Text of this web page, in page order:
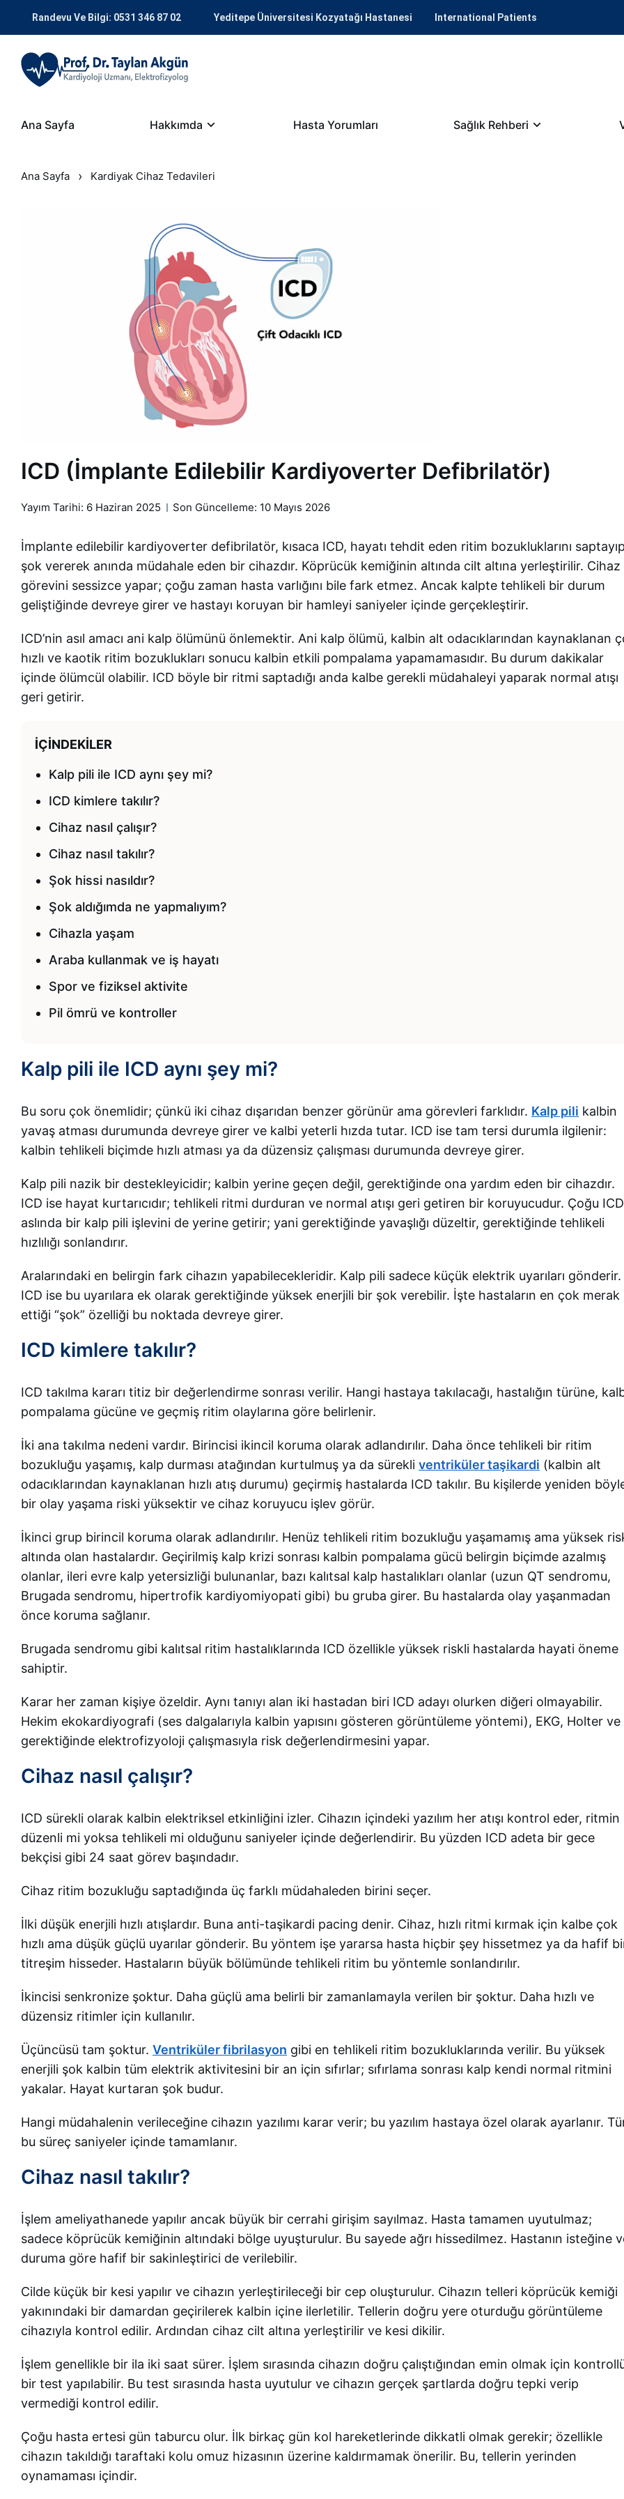
Randevu Ve Bilgi: 0531 346 87 02 Yeditepe Üniversitesi Kozyatağı Hastanesi International Patients
Ana Sayfa Hakkımda Hasta Yorumları Sağlık Rehberi
Ana Sayfa › Kardiyak Cihaz Tedavileri
ICD (İmplante Edilebilir Kardiyoverter Defibrilatör)
Yayım Tarihi: 6 Haziran 2025 Son Güncelleme: 10 Mayıs 2026
İmplante edilebilir kardiyoverter defibrilatör, kısaca ICD, hayatı tehdit eden ritim bozukluklarını
şok vererek anında müdahale eden bir cihazdır. Köprücük kemiğinin altında cilt altına yerleştirilir. Cihaz
görevini sessizce yapar; çoğu zaman hasta varlığını bile fark etmez. Ancak kalpte tehlikeli bir durum
geliştiğinde devreye girer ve hastayı koruyan bir hamleyi saniyeler içinde gerçekleştirir.
ICD’nin asıl amacı ani kalp ölümünü önlemektir. Ani kalp ölümü, kalbin alt odacıklarından kaynaklanan
hızlı ve kaotik ritim bozuklukları sonucu kalbin etkili pompalama yapamamasıdır. Bu durum dakikalar
içinde ölümcül olabilir. ICD böyle bir ritmi saptadığı anda kalbe gerekli müdahaleyi yaparak normal atışı
geri getirir.
İÇINDEKILER
Kalp pili ile ICD aynı şey mi?
ICD kimlere takılır?
Cihaz nasıl çalışır?
Cihaz nasıl takılır?
Şok hissi nasıldır?
Şok aldığımda ne yapmalıyım?
Cihazla yaşam
Araba kullanmak ve iş hayatı
Spor ve fiziksel aktivite
Pil ömrü ve kontroller
Kalp pili ile ICD aynı şey mi?
Bu soru çok önemlidir; çünkü iki cihaz dışarıdan benzer görünür ama görevleri farklıdır. Kalp pili kalbin
yavaş atması durumunda devreye girer ve kalbi yeterli hızda tutar. ICD ise tam tersi durumla ilgilenir:
kalbin tehlikeli biçimde hızlı atması ya da düzensiz çalışması durumunda devreye girer.
Kalp pili nazik bir destekleyicidir; kalbin yerine geçen değil, gerektiğinde ona yardım eden bir cihazdır.
ICD ise hayat kurtarıcıdır; tehlikeli ritmi durduran ve normal atışı geri getiren bir koruyucudur. Çoğu ICD
aslında bir kalp pili işlevini de yerine getirir; yani gerektiğinde yavaşlığı düzeltir, gerektiğinde tehlikeli
hızlılığı sonlandırır.
Aralarındaki en belirgin fark cihazın yapabilecekleridir. Kalp pili sadece küçük elektrik uyarıları gönderir.
ICD ise bu uyarılara ek olarak gerektiğinde yüksek enerjili bir şok verebilir. İşte hastaların en çok merak
ettiği “şok” özelliği bu noktada devreye girer.
ICD kimlere takılır?
ICD takılma kararı titiz bir değerlendirme sonrası verilir. Hangi hastaya takılacağı, hastalığın türüne,
pompalama gücüne ve geçmiş ritim olaylarına göre belirlenir.
İki ana takılma nedeni vardır. Birincisi ikincil koruma olarak adlandırılır. Daha önce tehlikeli bir ritim
bozukluğu yaşamış, kalp durması atağından kurtulmuş ya da sürekli ventriküler taşikardi (kalbin alt
odacıklarından kaynaklanan hızlı atış durumu) geçirmiş hastalarda ICD takılır. Bu kişilerde yeniden
bir olay yaşama riski yüksektir ve cihaz koruyucu işlev görür.
İkinci grup birincil koruma olarak adlandırılır. Henüz tehlikeli ritim bozukluğu yaşamamış ama yüksek
altında olan hastalardır. Geçirilmiş kalp krizi sonrası kalbin pompalama gücü belirgin biçimde azalmış
olanlar, ileri evre kalp yetersizliği bulunanlar, bazı kalıtsal kalp hastalıkları olanlar (uzun QT sendromu,
Brugada sendromu, hipertrofik kardiyomiyopati gibi) bu gruba girer. Bu hastalarda olay yaşanmadan
önce koruma sağlanır.
Brugada sendromu gibi kalıtsal ritim hastalıklarında ICD özellikle yüksek riskli hastalarda hayati öneme
sahiptir.
Karar her zaman kişiye özeldir. Aynı tanıyı alan iki hastadan biri ICD adayı olurken diğeri olmayabilir.
Hekim ekokardiyografi (ses dalgalarıyla kalbin yapısını gösteren görüntüleme yöntemi), EKG, Holter ve
gerektiğinde elektrofizyoloji çalışmasıyla risk değerlendirmesini yapar.
Cihaz nasıl çalışır?
ICD sürekli olarak kalbin elektriksel etkinliğini izler. Cihazın içindeki yazılım her atışı kontrol eder, ritmin
düzenli mi yoksa tehlikeli mi olduğunu saniyeler içinde değerlendirir. Bu yüzden ICD adeta bir gece
bekçisi gibi 24 saat görev başındadır.
Cihaz ritim bozukluğu saptadığında üç farklı müdahaleden birini seçer.
İlki düşük enerjili hızlı atışlardır. Buna anti-taşikardi pacing denir. Cihaz, hızlı ritmi kırmak için kalbe çok
hızlı ama düşük güçlü uyarılar gönderir. Bu yöntem işe yararsa hasta hiçbir şey hissetmez ya da hafif
titreşim hisseder. Hastaların büyük bölümünde tehlikeli ritim bu yöntemle sonlandırılır.
İkincisi senkronize şoktur. Daha güçlü ama belirli bir zamanlamayla verilen bir şoktur. Daha hızlı ve
düzensiz ritimler için kullanılır.
Üçüncüsü tam şoktur. Ventriküler fibrilasyon gibi en tehlikeli ritim bozukluklarında verilir. Bu yüksek
enerjili şok kalbin tüm elektrik aktivitesini bir an için sıfırlar; sıfırlama sonrası kalp kendi normal ritmini
yakalar. Hayat kurtaran şok budur.
Hangi müdahalenin verileceğine cihazın yazılımı karar verir; bu yazılım hastaya özel olarak ayarlanır.
bu süreç saniyeler içinde tamamlanır.
Cihaz nasıl takılır?
İşlem ameliyathanede yapılır ancak büyük bir cerrahi girişim sayılmaz. Hasta tamamen uyutulmaz;
sadece köprücük kemiğinin altındaki bölge uyuşturulur. Bu sayede ağrı hissedilmez. Hastanın isteğine
duruma göre hafif bir sakinleştirici de verilebilir.
Cilde küçük bir kesi yapılır ve cihazın yerleştirileceği bir cep oluşturulur. Cihazın telleri köprücük kemiği
yakınındaki bir damardan geçirilerek kalbin içine ilerletilir. Tellerin doğru yere oturduğu görüntüleme
cihazıyla kontrol edilir. Ardından cihaz cilt altına yerleştirilir ve kesi dikilir.
İşlem genellikle bir ila iki saat sürer. İşlem sırasında cihazın doğru çalıştığından emin olmak için
bir test yapılabilir. Bu test sırasında hasta uyutulur ve cihazın gerçek şartlarda doğru tepki verip
vermediği kontrol edilir.
Çoğu hasta ertesi gün taburcu olur. İlk birkaç gün kol hareketlerinde dikkatli olmak gerekir; özellikle
cihazın takıldığı taraftaki kolu omuz hizasının üzerine kaldırmamak önerilir. Bu, tellerin yerinden
oynamaması içindir.